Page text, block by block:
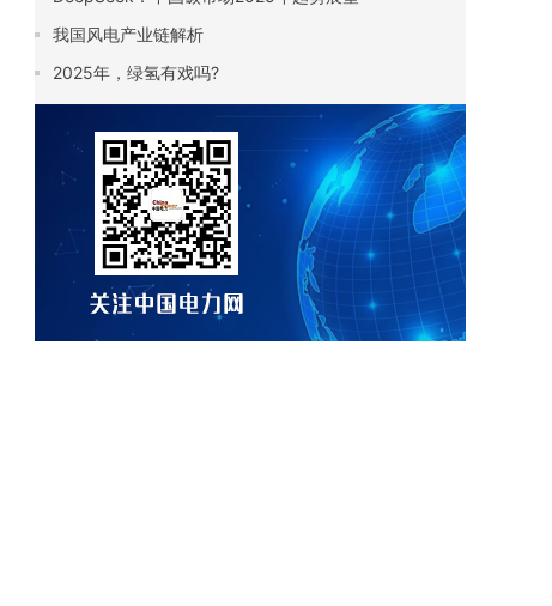
我国风电产业链解析
2025年，绿氢有戏吗?